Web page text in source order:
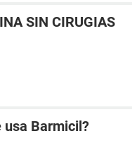
SIN CIRUGIAS
usa Barmicil?